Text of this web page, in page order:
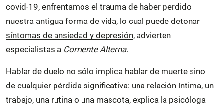
covid-19, enfrentamos el trauma de haber perdido
nuestra antigua forma de vida, lo cual puede detonar
síntomas de ansiedad y depresión, advierten
especialistas a Corriente Alterna.
Hablar de duelo no sólo implica hablar de muerte sino
de cualquier pérdida significativa: una relación íntima, un
trabajo, una rutina o una mascota, explica la psicóloga